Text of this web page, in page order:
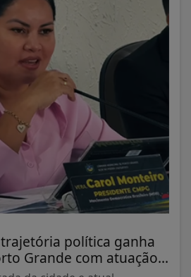
política ganha
Grande com atuação...